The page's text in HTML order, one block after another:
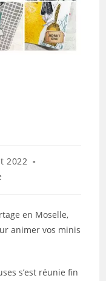
2022
en Moselle,
animer vos minis
s’est réunie fin